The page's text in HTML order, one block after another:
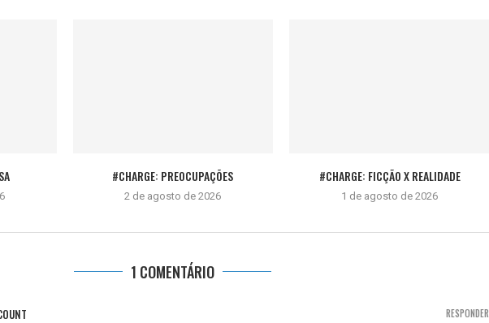
#CHARGE: PREOCUPAÇÕES
2 de agosto de 2026
#CHARGE: FICÇÃO X REALIDADE
1 de agosto de 2026
1 COMENTÁRIO
RESPONDER